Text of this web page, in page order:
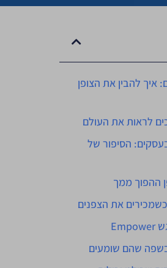
להבין את הצופן
לראות את העולם
הסיפור של
ההפוך ממך
את הצפנים
בשפה שהם שומעים